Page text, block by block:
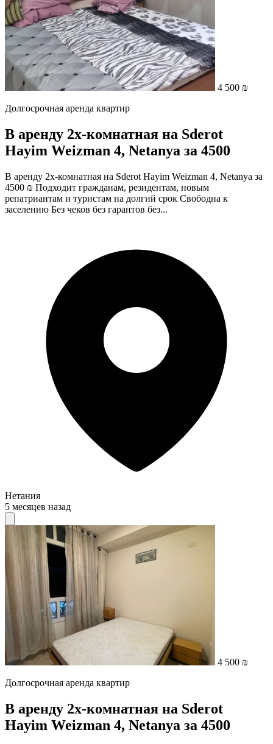
4 500 ₪
Долгосрочная аренда квартир
В аренду 2х-комнатная на Sderot
Hayim Weizman 4, Netanya за 4500
В аренду 2х-комнатная на Sderot Hayim Weizman 4, Netanya за
4500 ₪ Подходит гражданам, резидентам, новым
репатриантам и туристам на долгий срок Свободна к
заселению Без чеков без гарантов без...
Нетания
5 месяцев назад
4 500 ₪
Долгосрочная аренда квартир
В аренду 2х-комнатная на Sderot
Hayim Weizman 4, Netanya за 4500